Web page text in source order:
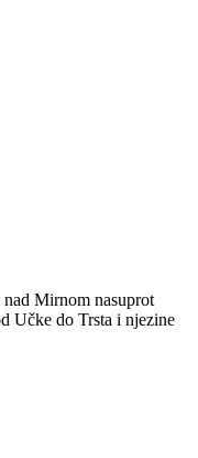
Mirnom nasuprot
Učke do Trsta i njezine